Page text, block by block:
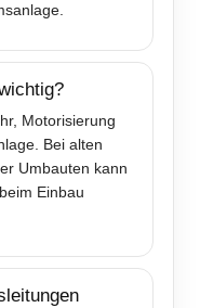
Motorisierung
Bei alten
Umbauten kann
Einbau